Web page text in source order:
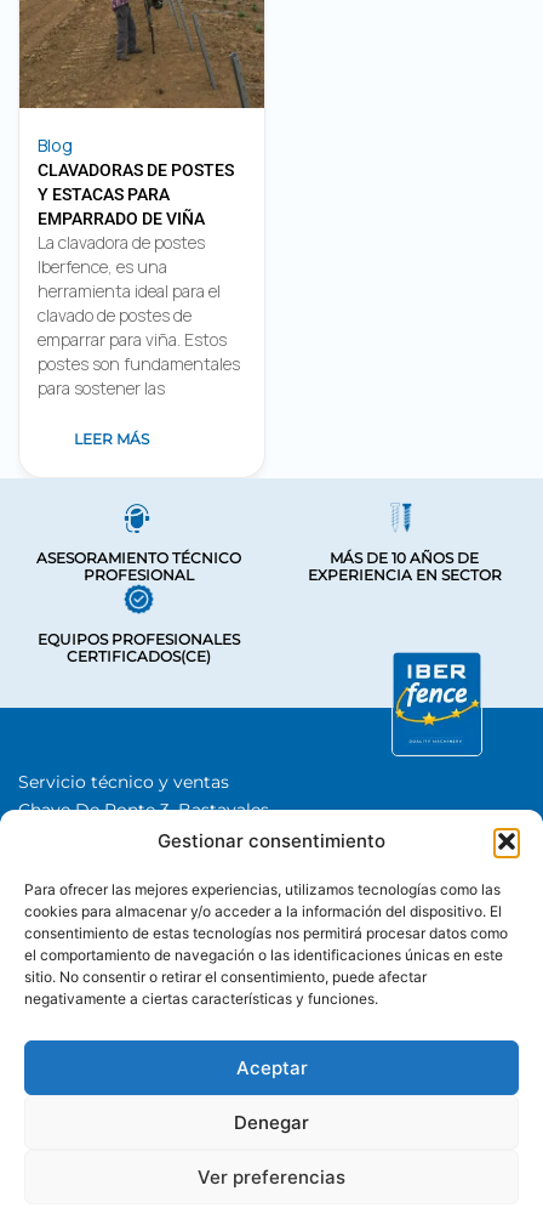
Gestionar consentimiento
Para ofrecer las mejores experiencias, utilizamos tecnologías como las
cookies para almacenar y/o acceder a la información del dispositivo. El
consentimiento de estas tecnologías nos permitirá procesar datos como
el comportamiento de navegación o las identificaciones únicas en este
sitio. No consentir o retirar el consentimiento, puede afectar
negativamente a ciertas características y funciones.
Aceptar
Denegar
Ver preferencias
Blog
CLAVADORAS DE POSTES
Y ESTACAS PARA
EMPARRADO DE VIÑA
La clavadora de postes
Iberfence, es una
herramienta ideal para el
clavado de postes de
emparrar para viña. Estos
postes son fundamentales
para sostener las
LEER MÁS
ASESORAMIENTO TÉCNICO
PROFESIONAL
MÁS DE 10 AÑOS DE
EXPERIENCIA EN SECTOR
EQUIPOS PROFESIONALES
CERTIFICADOS(CE)
Servicio técnico y ventas
Chave De Ponte 3, Bastavales,
15280 Brión, A Coruña
SOBRE NOSOTROS
CATEGORÍAS
+34 650 480 508 Whatsapp
© Iberfence es una marca comercial de Iberfence SL Todos los